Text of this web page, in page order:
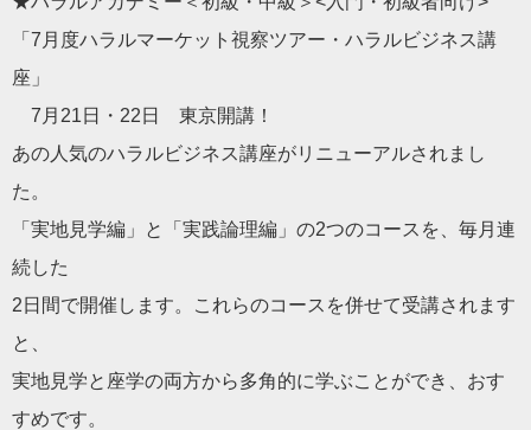
「7月度ハラルマーケット視察ツアー・ハラルビジネス講
座」
7月21日・22日 東京開講！
あの人気のハラルビジネス講座がリニューアルされまし
た。
「実地見学編」と「実践論理編」の2つのコースを、毎月連
続した
2日間で開催します。これらのコースを併せて受講されます
と、
実地見学と座学の両方から多角的に学ぶことができ、おす
すめです。